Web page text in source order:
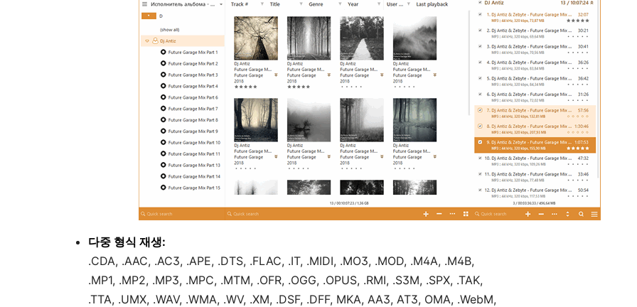
다중 형식 재생:
.CDA, .AAC, .AC3, .APE, .DTS, .FLAC, .IT, .MIDI, .MO3, .MOD, .M4A, .M4B,
.MP1, .MP2, .MP3, .MPC, .MTM, .OFR, .OGG, .OPUS, .RMI, .S3M, .SPX, .TAK,
.TTA, .UMX, .WAV, .WMA, .WV, .XM, .DSF, .DFF, MKA, AA3, AT3, OMA, .WebM,